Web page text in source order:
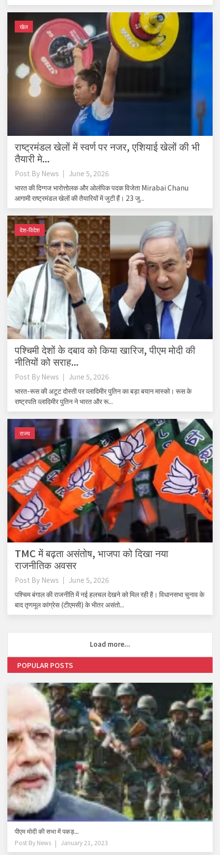
खेल
राष्ट्रमंडल खेलों में स्वर्ण पर नजर, एशियाई खेलों की भी
तैयारी मे...
Post By News
June 5, 2026
भारत की दिग्गज भारोत्तोलक और ओलंपिक पदक विजेता Mirabai Chanu
आगामी राष्ट्रमंडल खेलों की तैयारियों में जुटी हैं। 23 जु...
देश-विदेश
पश्चिमी देशों के दबाव को किया खारिज, पीएम मोदी की
नीतियों को सराह...
Post By News
June 5, 2026
भारत-रूस की अटूट दोस्ती पर व्लादिमीर पुतिन का बड़ा बयान मास्को। रूस के
राष्ट्रपति व्लादिमीर पुतिन ने भारत और रू...
राज्य
TMC में बढ़ता असंतोष, भाजपा को दिखा नया
राजनीतिक अवसर
Post By News
June 5, 2026
पश्चिम बंगाल की राजनीति में नई हलचल देखने को मिल रही है। विधानसभा चुनाव के
बाद तृणमूल कांग्रेस (टीएमसी) के भीतर असंतो...
Load more...
POPULAR POSTS
पीएम मोदी की सभा में पकड़...
Post By News January 21, 2023